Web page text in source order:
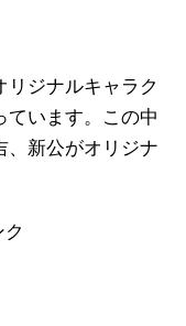
リジナルキャラク
ています。この中
、新公がオリジナ